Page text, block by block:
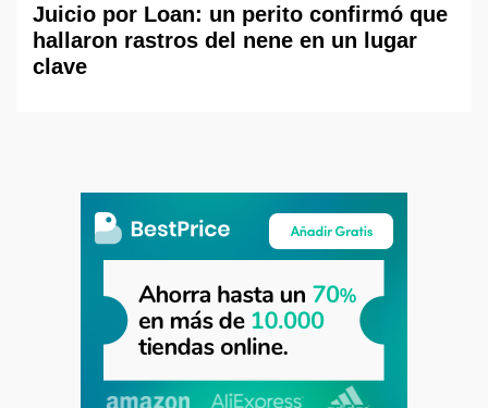
Juicio por Loan: un perito confirmó que
hallaron rastros del nene en un lugar
clave